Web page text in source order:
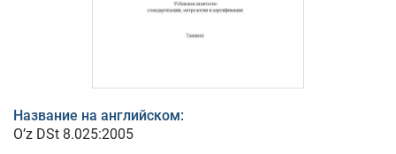
Название на английском:
O’z DSt 8.025:2005